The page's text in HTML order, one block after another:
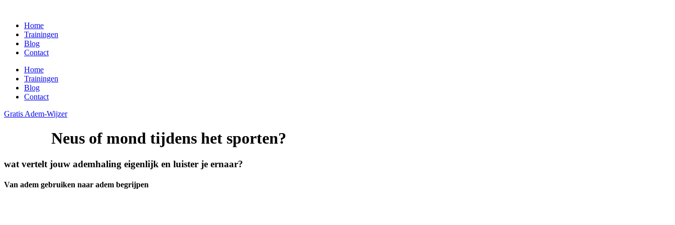
inhoud
Home
Trainingen
Blog
Contact
Home
Trainingen
Blog
Contact
Gratis Adem-Wijzer
Neus of mond tijdens het sporten?
wat vertelt jouw ademhaling eigenlijk en luister je ernaar?
Van adem gebruiken naar adem begrijpen